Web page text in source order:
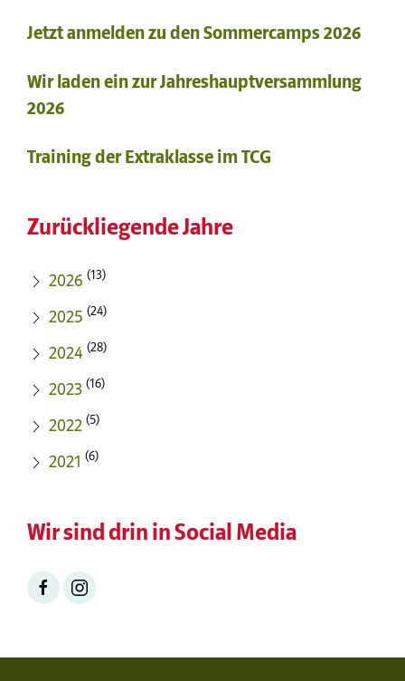
Jetzt anmelden zu den Sommercamps 2026
Wir laden ein zur Jahreshauptversammlung
2026
Training der Extraklasse im TCG
Zurückliegende Jahre
2026 (13)
2025 (24)
2024 (28)
2023 (16)
2022 (5)
2021 (6)
Wir sind drin in Social Media